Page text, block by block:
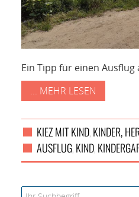
Ein Tipp für einen Ausflug
... MEHR LESEN
KIEZ MIT KIND, KINDER,
AUSFLUG, KIND,
Search for: